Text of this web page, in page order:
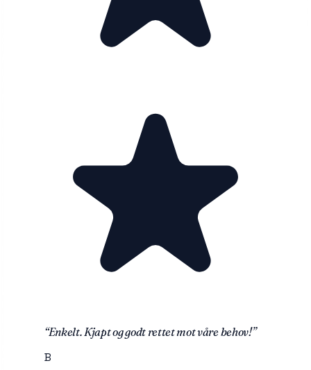
“Enkelt. Kjapt og godt rettet mot våre behov!”
B